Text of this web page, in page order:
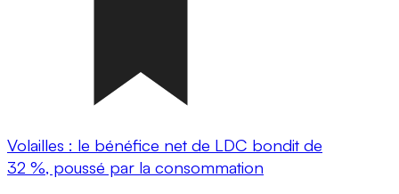
Volailles : le bénéfice net de LDC bondit de
32 %, poussé par la consommation